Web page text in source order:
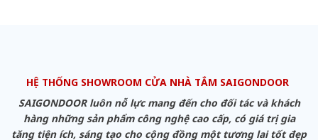
HỆ THỐNG SHOWROOM CỬA NHÀ TẮM SAIGONDOOR
SAIGONDOOR luôn nỗ lực mang đến cho đối tác và khách
hàng những sản phẩm công nghệ cao cấp, có giá trị gia
tăng tiện ích, sáng tạo cho cộng đồng một tương lai tốt đẹp